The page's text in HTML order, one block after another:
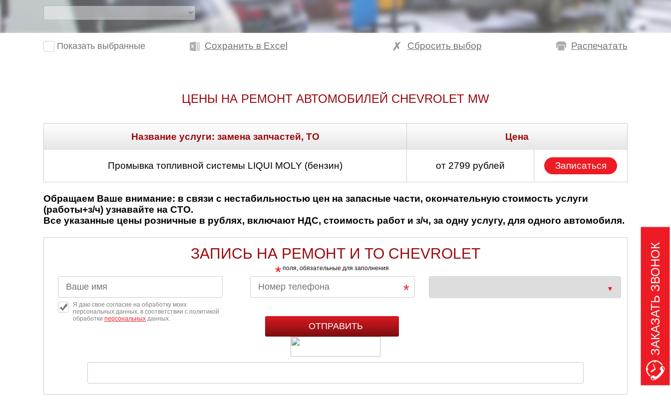
Показать выбранные Сохранить в Excel Распечатать
Сбросить выбор
ЦЕНЫ НА РЕМОНТ АВТОМОБИЛЕЙ CHEVROLET MW
Название услуги: замена запчастей, ТО Цена
Промывка топливной системы LIQUI MOLY (бензин) от 2799 рублей Записаться
Обращаем Ваше внимание: в связи с нестабильностью цен на запасные части, окончательную стоимость услуги
(работы+з/ч) узнавайте на СТО.
Все указанные цены розничные в рублях, включают НДС, стоимость работ и з/ч, за одну услугу, для одного автомобиля.
ЗАПИСЬ НА РЕМОНТ И ТО CHEVROLET
* поля, обязательные для заполнения
Я даю свое согласие на обработку моих
персональных данных, в соответствии с политикой
обработки персональных данных. ЗАКАЗАТЬ ЗВОНОК